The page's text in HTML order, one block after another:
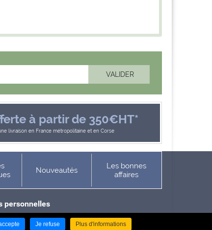
à partir de 350€HT*
livraison en France métropolitaine et en Corse
Nouveautés
Les bonnes
affaires
personnelles
Je refuse Plus d'informations